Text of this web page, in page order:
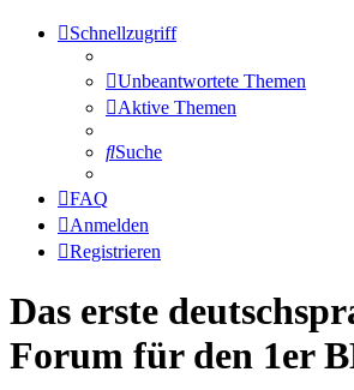
Schnellzugriff
Unbeantwortete Themen
Aktive Themen
Suche
FAQ
Anmelden
Registrieren
Das erste
Forum für den 1er